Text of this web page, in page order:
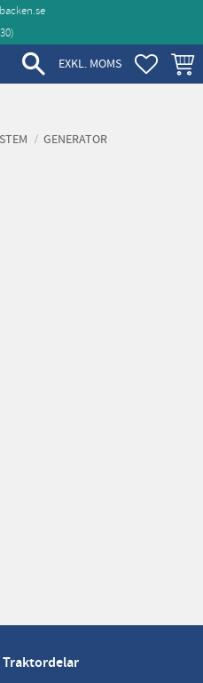
EXKL. MOMS
GENERATOR
till i favoriter
Traktordelar